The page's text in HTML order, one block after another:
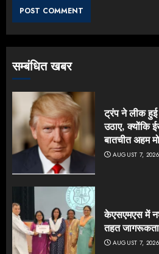
सम्बंधित खबर
ट्रंप ने लीक
उठाए, क्योंकि
बातचीत अहम
AUGUST 7, 2026
केएसएमएस में
तहत
AUGUST 7, 2026